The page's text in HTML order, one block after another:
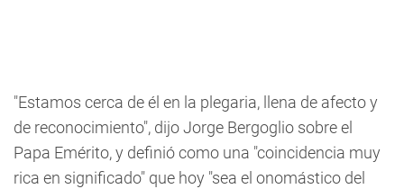
"Estamos cerca de él en la plegaria, llena de afecto y
de reconocimiento", dijo Jorge Bergoglio sobre el
Papa Emérito, y definió como una "coincidencia muy
rica en significado" que hoy "sea el onomástico del